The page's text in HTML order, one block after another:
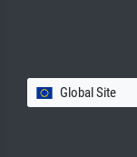
Global Site